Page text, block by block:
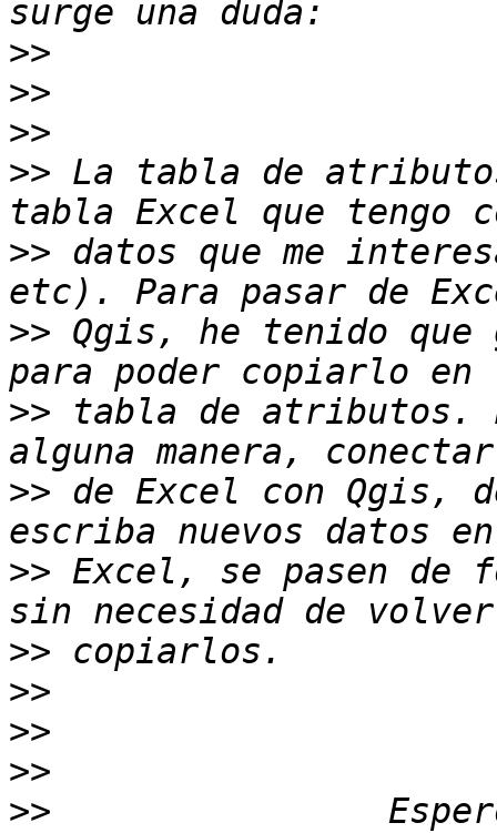
>>
>>
>>
>> La tabla de
>> datos que me
>> Qgis, he tenido que
>> tabla de atributos.
>> de Excel con Qgis,
>> Excel, se pasen de
>>
>>
>>
>>
>>